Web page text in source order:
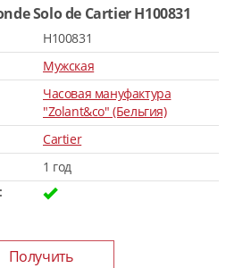
Solo de Cartier H100831
H100831
Мужская
Часовая мануфактура
"Zolant&co" (Бельгия)
Cartier
1 год
Получить